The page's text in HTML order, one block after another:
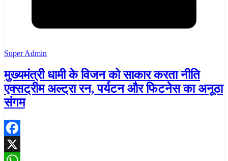
Super Admin
मुख्यमंत्री धामी के विजन को साकार करता नीति
एक्सट्रीम अल्ट्रा रन, पर्यटन और फिटनेस का अनूठा
संगम
Facebook